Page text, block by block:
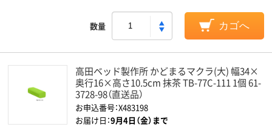
数量 カゴへ
高田ベッド製作所 かどまるマクラ(大) 幅34×
奥行16×高さ10.5cm 抹茶 TB-77C-111 1個 61-
3728-98（直送品）
お申込番号：X483198
お届け日：9月4日（金）まで